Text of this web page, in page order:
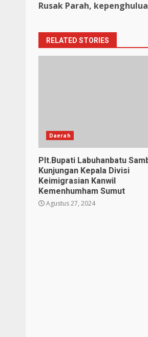
Reading
Rusak Parah,
RELATED STORIES
Daerah
Plt.Bupati Labuhanbatu
Kunjungan Kepala Divisi
Keimigrasian Kanwil
Kemenhumham Sumut
Agustus 27, 2024